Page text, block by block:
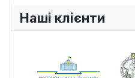
Наші клієнти